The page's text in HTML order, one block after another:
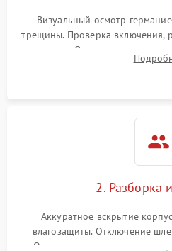
Визуальный осмотр
трещины. Проверка включения,
зарядки. Оценка вывода
проверка базовых функций
2. Разборка
Аккуратное вскрытие
влагозащиты. Отключение
Очистка внутренних плат от